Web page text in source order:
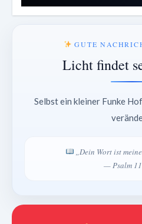
GUTE
Licht findet
Selbst ein kleiner Funke
„Dein Wort ist
— Psalm